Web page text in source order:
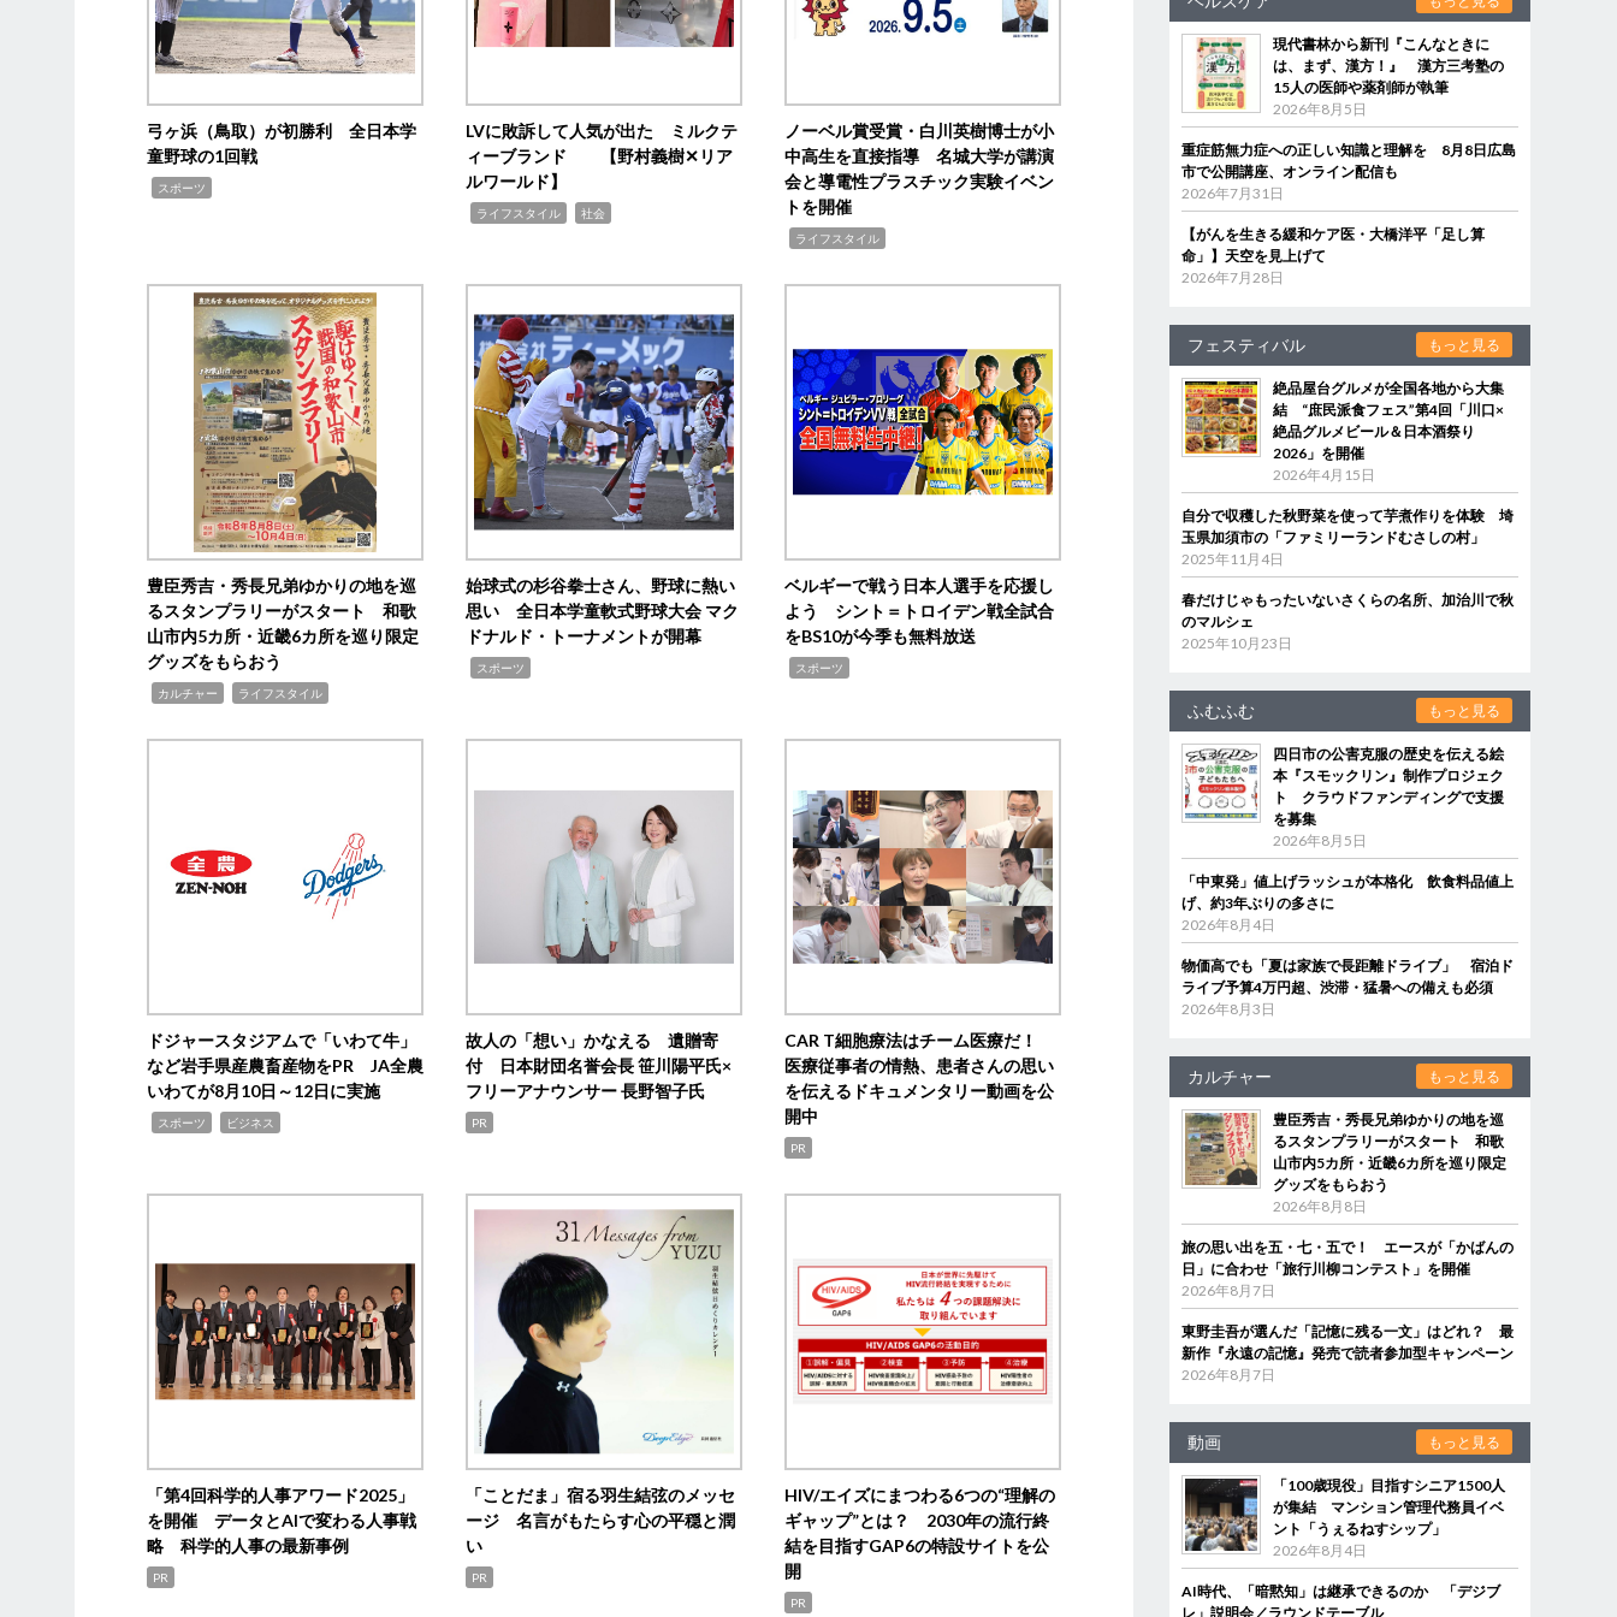
弓ヶ浜（鳥取）が初勝利 全日本学
童野球の1回戦
スポーツ
LVに敗訴して人気が出た ミルクテ
ィーブランド 【野村義樹✕リア
ルワールド】
ライフスタイル 社会
ノーベル賞受賞・白川英樹博士が小
中高生を直接指導 名城大学が講演
会と導電性プラスチック実験イベン
トを開催
ライフスタイル
豊臣秀吉・秀長兄弟ゆかりの地を巡
るスタンプラリーがスタート 和歌
山市内5カ所・近畿6カ所を巡り限定
グッズをもらおう
カルチャー ライフスタイル
始球式の杉谷拳士さん、野球に熱い
思い 全日本学童軟式野球大会 マク
ドナルド・トーナメントが開幕
スポーツ
ベルギーで戦う日本人選手を応援し
よう シント＝トロイデン戦全試合
をBS10が今季も無料放送
スポーツ
ドジャースタジアムで「いわて牛」
など岩手県産農畜産物をPR JA全農
いわてが8月10日～12日に実施
スポーツ ビジネス
故人の「想い」かなえる 遺贈寄
付 日本財団名誉会長 笹川陽平氏×
フリーアナウンサー 長野智子氏
PR
CAR T細胞療法はチーム医療だ！
医療従事者の情熱、患者さんの思い
を伝えるドキュメンタリー動画を公
開中
PR
「第4回科学的人事アワード2025」
を開催 データとAIで変わる人事戦
略 科学的人事の最新事例
PR
「ことだま」宿る羽生結弦のメッセ
ージ 名言がもたらす心の平穏と潤
い
PR
HIV/エイズにまつわる6つの“理解の
ギャップ”とは？ 2030年の流行終
結を目指すGAP6の特設サイトを公
開
PR
現代書林から新刊『こんなときに
は、まず、漢方！』 漢方三考塾の
15人の医師や薬剤師が執筆
2026年8月5日
重症筋無力症への正しい知識と理解を 8月8日広島
市で公開講座、オンライン配信も
2026年7月31日
【がんを生きる緩和ケア医・大橋洋平「足し算
命」】天空を見上げて
2026年7月28日
フェスティバル もっと見る
絶品屋台グルメが全国各地から大集
結 “庶民派食フェス”第4回「川口×
絶品グルメビール＆日本酒祭り
2026」を開催
2026年4月15日
自分で収穫した秋野菜を使って芋煮作りを体験 埼
玉県加須市の「ファミリーランドむさしの村」
2025年11月4日
春だけじゃもったいないさくらの名所、加治川で秋
のマルシェ
2025年10月23日
ふむふむ もっと見る
四日市の公害克服の歴史を伝える絵
本『スモックリン』制作プロジェク
ト クラウドファンディングで支援
を募集
2026年8月5日
「中東発」値上げラッシュが本格化 飲食料品値上
げ、約3年ぶりの多さに
2026年8月4日
物価高でも「夏は家族で長距離ドライブ」 宿泊ド
ライブ予算4万円超、渋滞・猛暑への備えも必須
2026年8月3日
カルチャー もっと見る
豊臣秀吉・秀長兄弟ゆかりの地を巡
るスタンプラリーがスタート 和歌
山市内5カ所・近畿6カ所を巡り限定
グッズをもらおう
2026年8月8日
旅の思い出を五・七・五で！ エースが「かばんの
日」に合わせ「旅行川柳コンテスト」を開催
2026年8月7日
東野圭吾が選んだ「記憶に残る一文」はどれ？ 最
新作『永遠の記憶』発売で読者参加型キャンペーン
2026年8月7日
動画 もっと見る
「100歳現役」目指すシニア1500人
が集結 マンション管理代務員イベ
ント「うぇるねすシップ」
2026年8月4日
AI時代、「暗黙知」は継承できるのか 「デジブ
レ」説明会／ラウンドテーブル